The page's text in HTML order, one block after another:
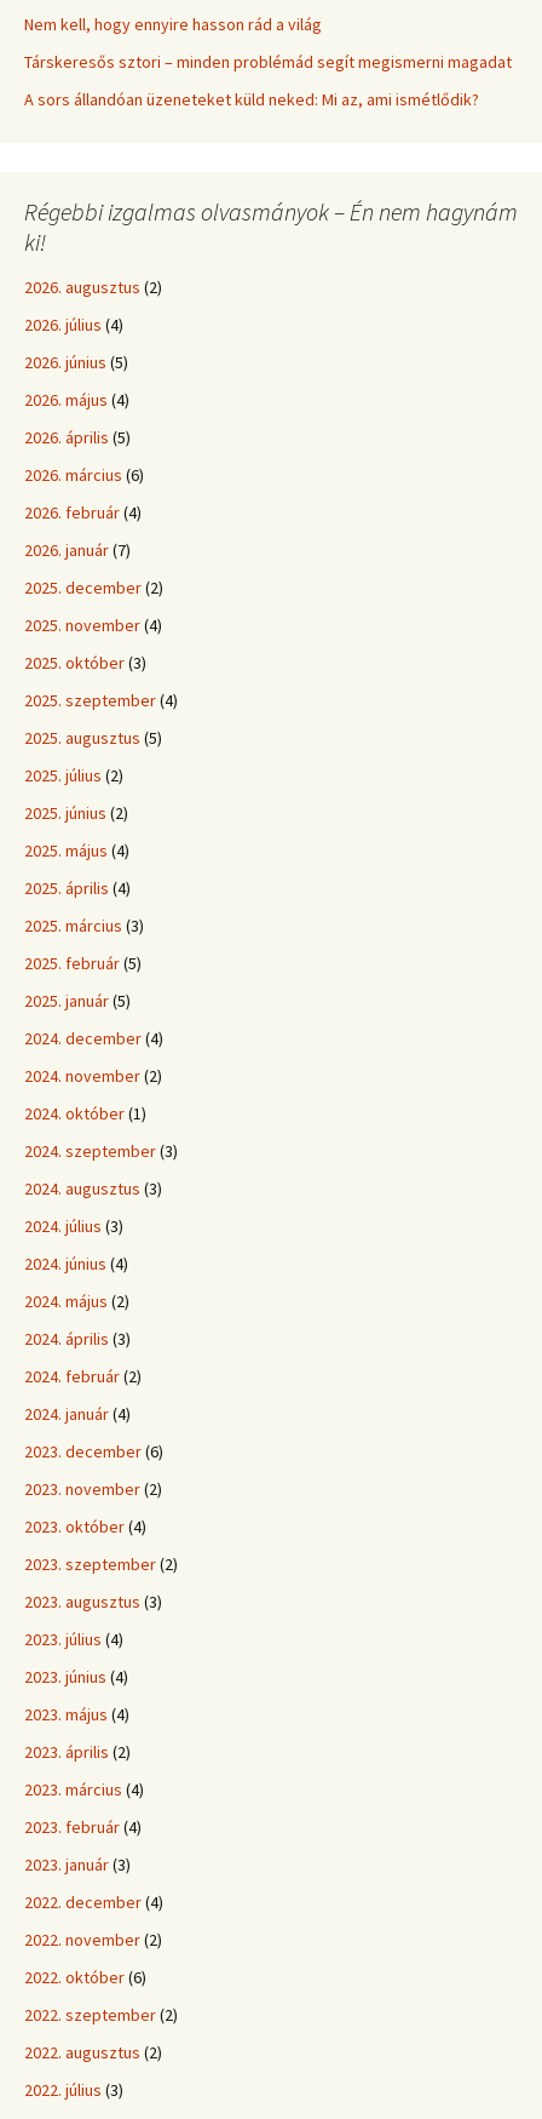
Nem kell, hogy ennyire hasson rád a világ
Társkeresős sztori – minden problémád segít megismerni magadat
A sors állandóan üzeneteket küld neked: Mi az, ami ismétlődik?
Régebbi izgalmas olvasmányok – Én nem hagynám
ki!
2026. augusztus (2)
2026. július (4)
2026. június (5)
2026. május (4)
2026. április (5)
2026. március (6)
2026. február(4)
2026. január(7)
2025. december(2)
2025. november(4)
2025. október(3)
2025. szeptember(4)
2025. augusztus (5)
2025. július (2)
2025. június (2)
2025. május (4)
2025. április (4)
2025. március (3)
2025. február(5)
2025. január(5)
2024. december(4)
2024. november(2)
2024. október(1)
2024. szeptember(3)
2024. augusztus (3)
2024. július (3)
2024. június (4)
2024. május (2)
2024. április (3)
2024. február(2)
2024. január(4)
2023. december(6)
2023. november(2)
2023. október(4)
2023. szeptember(2)
2023. augusztus (3)
2023. július (4)
2023. június (4)
2023. május (4)
2023. április (2)
2023. március (4)
2023. február(4)
2023. január(3)
2022. december(4)
2022. november(2)
2022. október(6)
2022. szeptember(2)
2022. augusztus (2)
2022. július (3)